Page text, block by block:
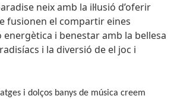
neix amb la il·lusió d’oferir
fusionen el compartir eines
energètica i benestar amb la bellesa
i la diversió de el joc i
i dolços banys de música creem